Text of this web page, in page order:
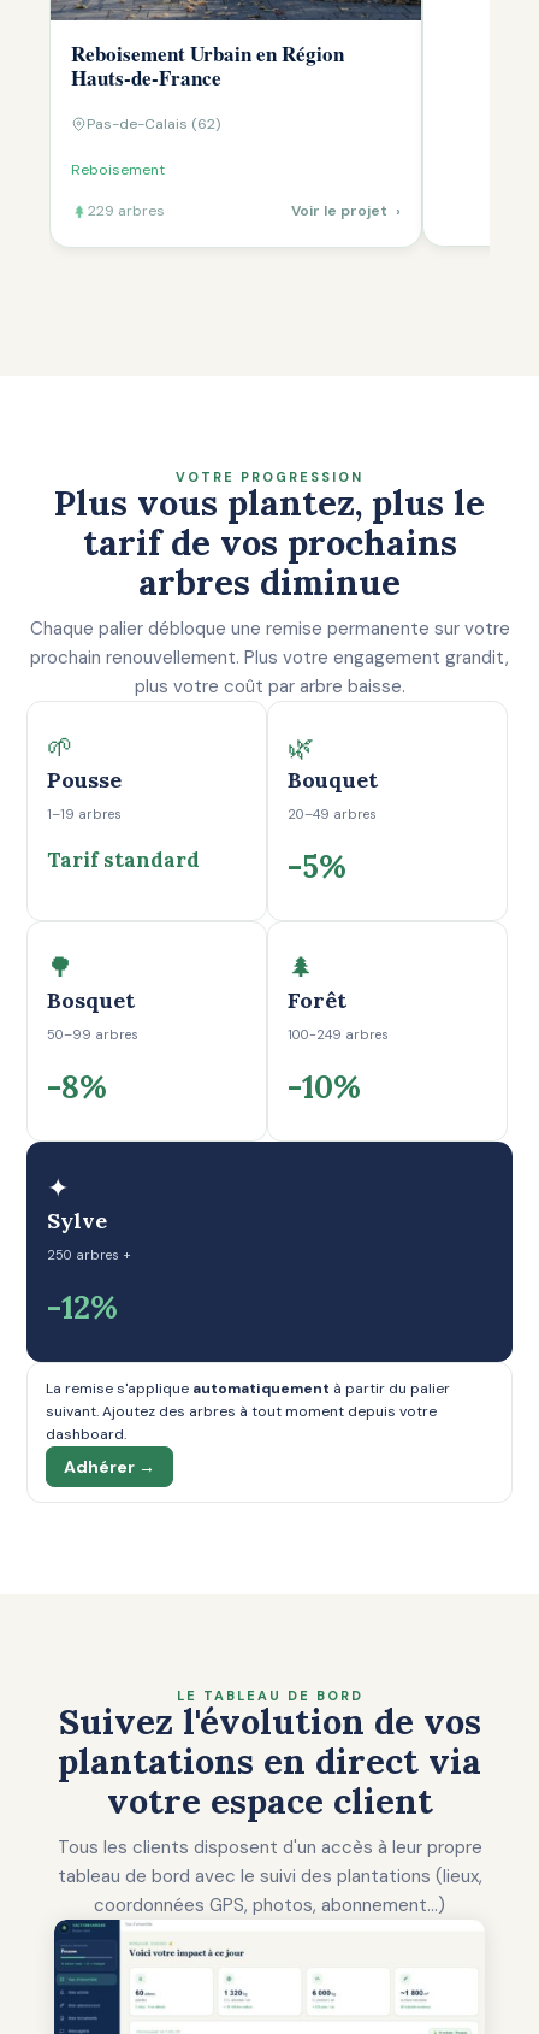
Reboisement Urbain en Région
Hauts-de-France
Pas-de-Calais (62)
Reboisement
229 arbres Voir le projet ›
VOTRE PROGRESSION
Plus vous plantez, plus le
tarif de vos prochains
arbres diminue
Chaque palier débloque une remise permanente sur votre
prochain renouvellement. Plus votre engagement grandit,
plus votre coût par arbre baisse.
🌱
Pousse
1–19 arbres
Tarif standard
🌿
Bouquet
20–49 arbres
-5%
🌳
Bosquet
50–99 arbres
-8%
🌲
Forêt
100-249 arbres
-10%
✦
Sylve
250 arbres +
-12%
La remise s'applique automatiquement à partir du palier
suivant. Ajoutez des arbres à tout moment depuis votre
dashboard.
Adhérer →
LE TABLEAU DE BORD
Suivez l'évolution de vos
plantations en direct via
votre espace client
Tous les clients disposent d'un accès à leur propre
tableau de bord avec le suivi des plantations (lieux,
coordonnées GPS, photos, abonnement...)